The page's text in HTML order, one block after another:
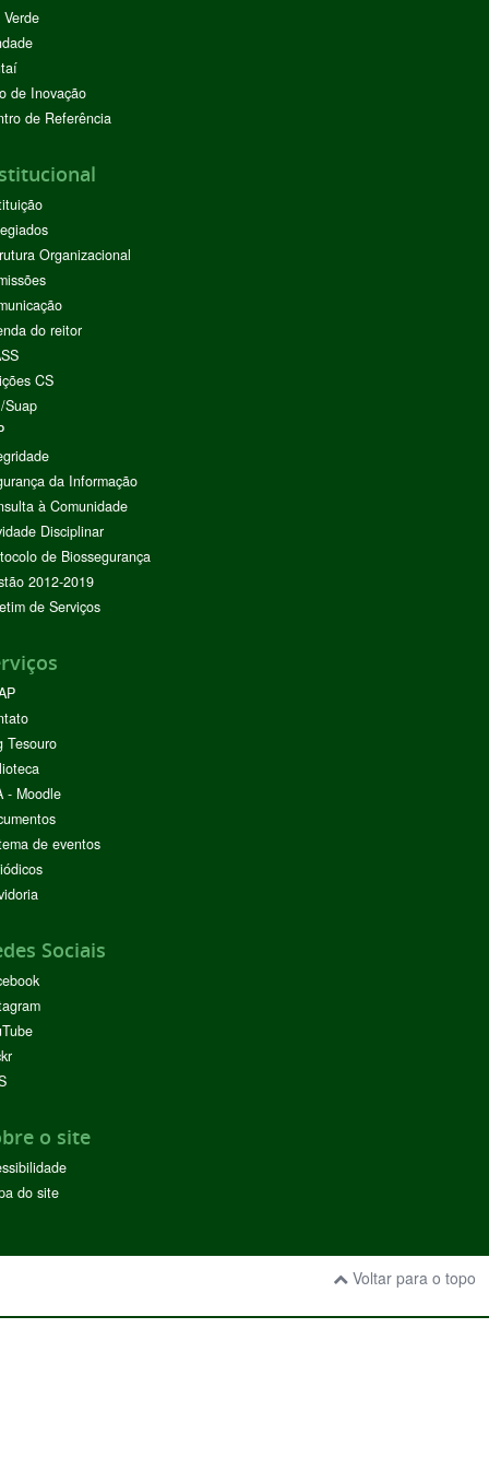
de Inovação
de Referência
Organizacional
do reitor
CS
Suap
da Informação
à Comunidade
Disciplinar
de Biossegurança
2012-2019
de Serviços
Tesouro
- Moodle
de eventos
Sociais
o site
do site
Voltar para o topo